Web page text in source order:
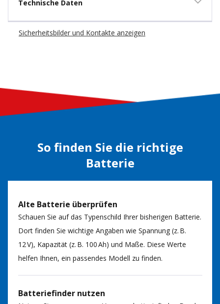
Technische Daten
Sicherheitsbilder und Kontakte anzeigen
So finden Sie die richtige
Batterie
Alte Batterie überprüfen
Schauen Sie auf das Typenschild Ihrer bisherigen Batterie.
Dort finden Sie wichtige Angaben wie Spannung (z. B.
12 V), Kapazität (z. B. 100 Ah) und Maße. Diese Werte
helfen Ihnen, ein passendes Modell zu finden.
Batteriefinder nutzen